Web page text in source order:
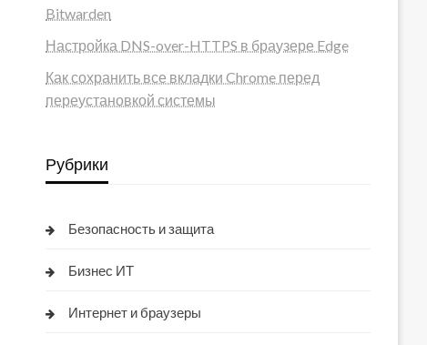
Bitwarden
Настройка DNS-over-HTTPS в браузере Edge
Как сохранить все вкладки Chrome перед
переустановкой системы
Рубрики
Безопасность и защита
Бизнес ИТ
Интернет и браузеры